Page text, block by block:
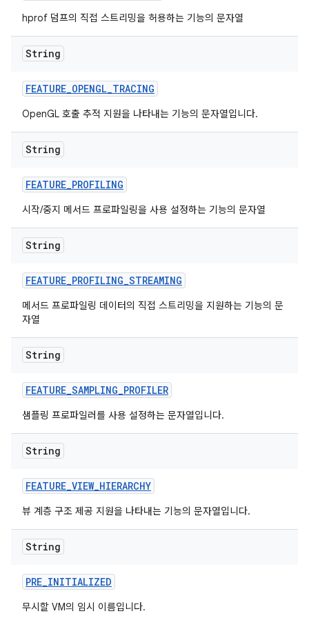
hprof 덤프의 직접 스트리밍을 허용하는 기능의 문자열
String
FEATURE_OPENGL_TRACING
OpenGL 호출 추적 지원을 나타내는 기능의 문자열입니다.
String
FEATURE_PROFILING
시작/중지 메서드 프로파일링을 사용 설정하는 기능의 문자열
String
FEATURE_PROFILING_STREAMING
메서드 프로파일링 데이터의 직접 스트리밍을 지원하는 기능의 문
자열
String
FEATURE_SAMPLING_PROFILER
샘플링 프로파일러를 사용 설정하는 문자열입니다.
String
FEATURE_VIEW_HIERARCHY
뷰 계층 구조 제공 지원을 나타내는 기능의 문자열입니다.
String
PRE_INITIALIZED
무시할 VM의 임시 이름입니다.